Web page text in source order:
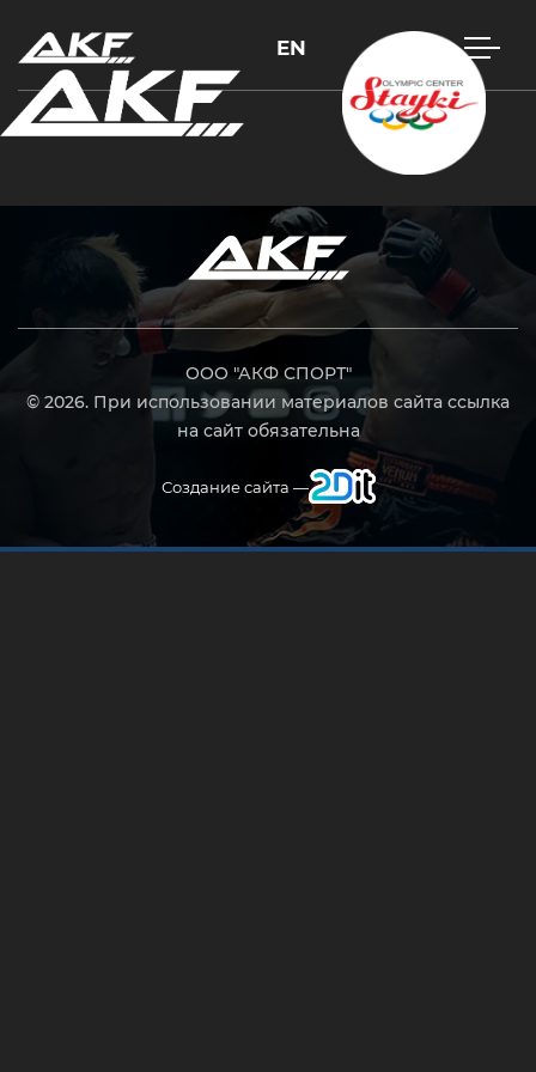
EN
ООО "АКФ СПОРТ"
© 2026. При использовании материалов сайта ссылка
на сайт обязательна
Создание сайта —
Нажмите Enter для поиска или Esc, чтобы закрыть